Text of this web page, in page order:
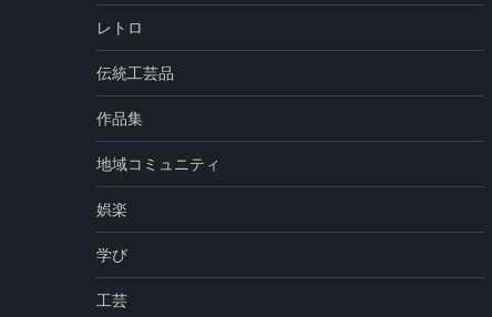
レトロ
伝統工芸品
作品集
地域コミュニティ
娯楽
学び
工芸